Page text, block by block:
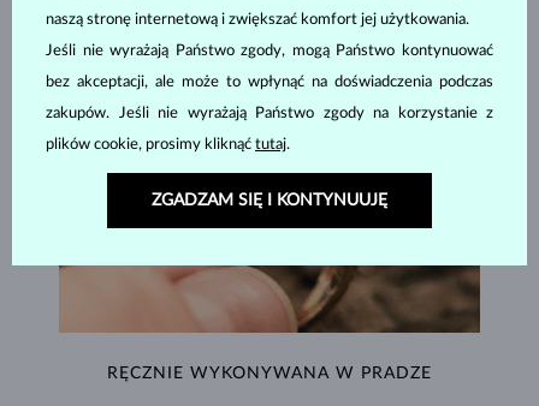
RĘCZNIE WYKONYWANA W PRADZE
naszą stronę internetową i zwiększać komfort jej użytkowania.
Jeśli nie wyrażają Państwo zgody, mogą Państwo kontynuować
bez akceptacji, ale może to wpłynąć na doświadczenia podczas
zakupów. Jeśli nie wyrażają Państwo zgody na korzystanie z
plików cookie, prosimy kliknąć tutaj.
ZGADZAM SIĘ I KONTYNUUJĘ